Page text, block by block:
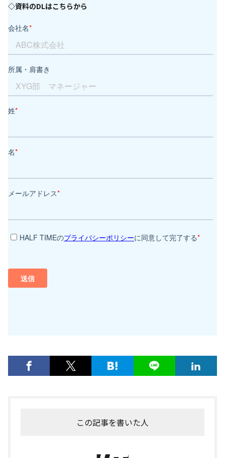
◇資料のDLはこちらから
この記事を書いた人